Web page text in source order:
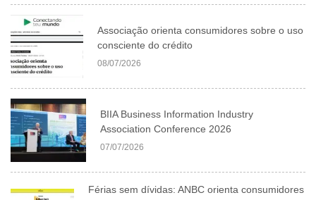
Associação orienta consumidores sobre o uso
consciente do crédito
08/07/2026
BIIA Business Information Industry
Association Conference 2026
07/07/2026
Férias sem dívidas: ANBC orienta consumidores